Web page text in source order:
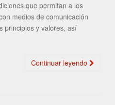
que permitan a los
medios de comunicación
principios y valores, así
Continuar leyendo